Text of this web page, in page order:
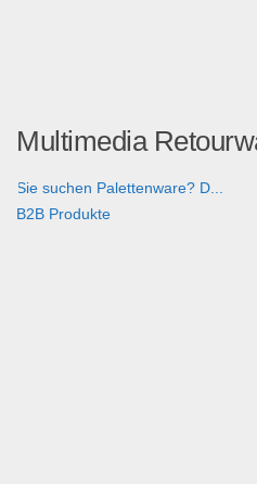
Multimedia
Sie suchen Palettenware? D...
B2B Produkte